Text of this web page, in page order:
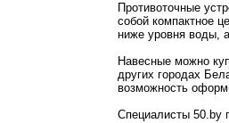
Противоточные
собой компактное
ниже уровня воды,
Навесные можно
других городах
возможность
Специалисты 50.by